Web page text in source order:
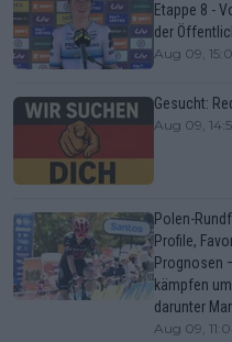
Etappe 8 -
der
Aug 09,
Gesucht:
Aug 09,
Polen-
Profile,
Prognosen
kämpfen
darunter
Aug 09,